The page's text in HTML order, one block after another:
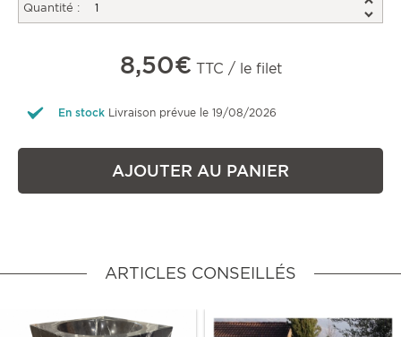
Quantité :
8,50€ TTC / le filet
En stock Livraison prévue le 19/08/2026
AJOUTER AU PANIER
ARTICLES CONSEILLÉS